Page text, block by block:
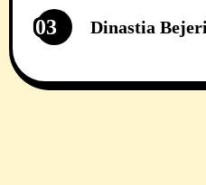
03 Dinastia